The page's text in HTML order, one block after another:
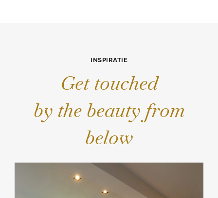
INSPIRATIE
Get touched
by the beauty from
below